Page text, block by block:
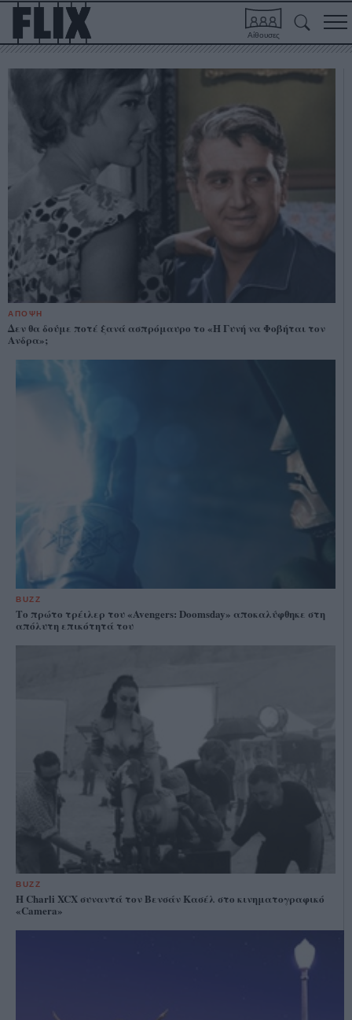
Αίθουσες
ΑΠΟΨΗ
Δεν θα δούμε ποτέ ξανά ασπρόμαυρο το «Η Γυνή να Φοβήται τον
Ανδρα»;
BUZZ
Το πρώτο τρέιλερ του «Avengers: Doomsday» αποκαλύφθηκε στη
απόλυτη επικότητά του
BUZZ
Η Charli XCX συναντά τον Βενσάν Κασέλ στο κινηματογραφικό
«Camera»